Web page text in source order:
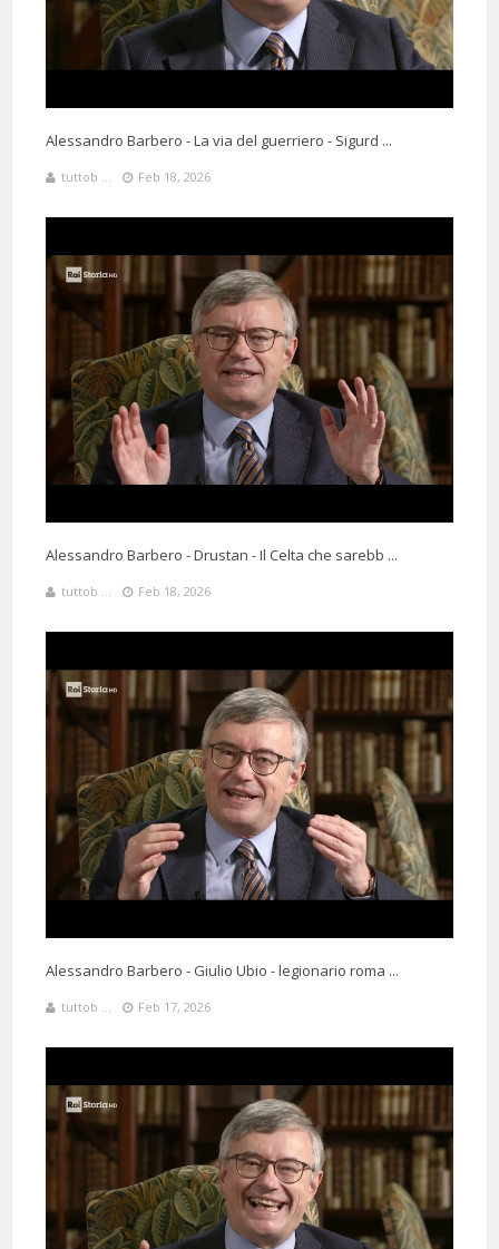
immaginato una cosa del genere. Sono curioso.
@lifebelowzero4884 5 Months 3 Days 9 Hours 31 Minutes ago
Finalmente una trasmissione colta ,pacata e onesta.
Solo questi sono i programmi che andrebbero trasmessi.
Comunicazione chiara, fluidia ed armonica senza che l'uno prevarichi
sull'altro come in tanti altri talk-show. Discutere e ragionare insieme,
non giocare a chi urla di più.
Alessandro Barbero - La via del guerriero - Sigurd ...
tuttob ... Feb 18, 2026
Alessandro Barbero - Drustan - Il Celta che sarebb ...
tuttob ... Feb 18, 2026
Alessandro Barbero - Giulio Ubio - legionario roma ...
tuttob ... Feb 17, 2026